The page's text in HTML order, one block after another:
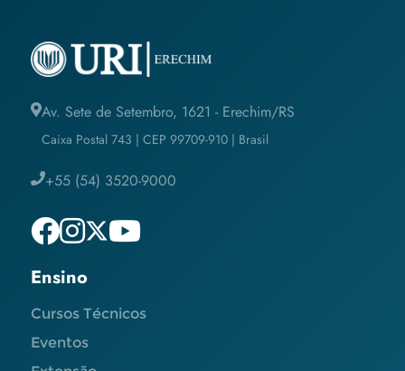
Av. Sete de Setembro, 1621 - Erechim/RS
Caixa Postal 743 | CEP 99709-910 | Brasil
+55 (54) 3520-9000
Ensino
Cursos Técnicos
Eventos